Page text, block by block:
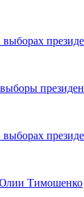
выборах
Юлии Тимошенко